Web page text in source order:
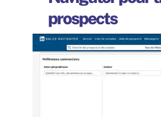
prospects